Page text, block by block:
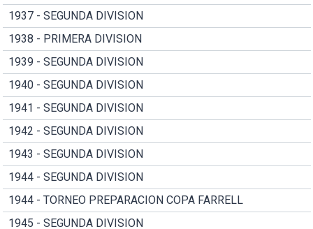
1937 - SEGUNDA DIVISION
1938 - PRIMERA DIVISION
1939 - SEGUNDA DIVISION
1940 - SEGUNDA DIVISION
1941 - SEGUNDA DIVISION
1942 - SEGUNDA DIVISION
1943 - SEGUNDA DIVISION
1944 - SEGUNDA DIVISION
1944 - TORNEO PREPARACION COPA FARRELL
1945 - SEGUNDA DIVISION